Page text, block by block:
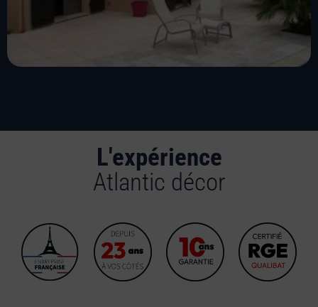
L'expérience
Atlantic décor